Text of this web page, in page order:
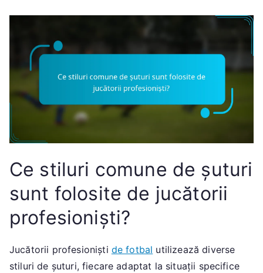
Ce stiluri comune de șuturi
sunt folosite de jucătorii
profesioniști?
Jucătorii profesioniști de fotbal utilizează diverse
stiluri de șuturi, fiecare adaptat la situații specifice